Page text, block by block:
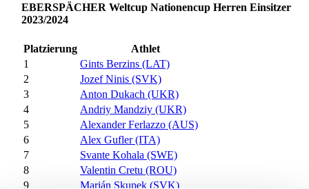
EBERSPÄCHER Weltcup Nationencup Herren Einsitzer
2023/2024
Platzierung
Athlet
1
Gints Berzins (LAT)
2
Jozef Ninis (SVK)
3
Anton Dukach (UKR)
4
Andriy Mandziy (UKR)
5
Alexander Ferlazzo (AUS)
6
Alex Gufler (ITA)
7
Svante Kohala (SWE)
8
Valentin Cretu (ROU)
9
Marián Skupek (SVK)